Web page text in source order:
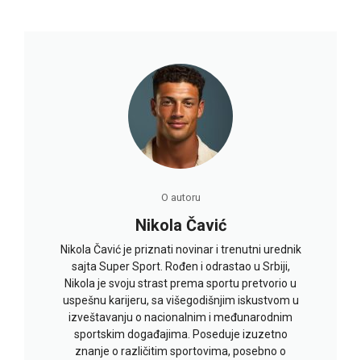
O autoru
Nikola Čavić
Nikola Čavić je priznati novinar i trenutni urednik
sajta Super Sport. Rođen i odrastao u Srbiji,
Nikola je svoju strast prema sportu pretvorio u
uspešnu karijeru, sa višegodišnjim iskustvom u
izveštavanju o nacionalnim i međunarodnim
sportskim događajima. Poseduje izuzetno
znanje o različitim sportovima, posebno o